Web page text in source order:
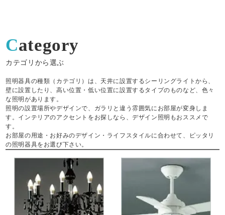
Category
カテゴリから選ぶ
照明器具の種類（カテゴリ）は、天井に設置するシーリングライトから、
壁に設置したり、高い位置・低い位置に設置するタイプのものなど、色々
な照明があります。
照明の設置場所やデザインで、ガラリと違う雰囲気にお部屋が変身しま
す。インテリアのアクセントをお探しなら、デザイン照明もおススメで
す。
お部屋の用途・お好みのデザイン・ライフスタイルに合わせて、ピッタリ
の照明器具をお選び下さい。